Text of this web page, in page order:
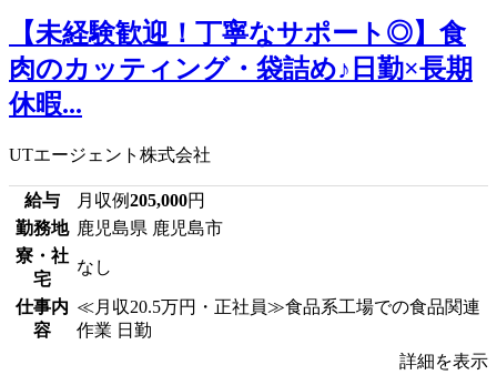
【未経験歓迎！丁寧なサポート◎】食
肉のカッティング・袋詰め♪日勤×長期
休暇...
UTエージェント株式会社
給与 月収例205,000円
勤務地 鹿児島県 鹿児島市
寮・社
宅
なし
仕事内
容
≪月収20.5万円・正社員≫食品系工場での食品関連
作業 日勤
詳細を表示